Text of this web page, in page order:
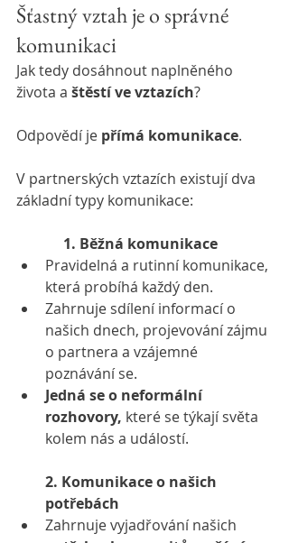
Šťastný vztah je o správné
komunikaci
Jak tedy dosáhnout naplněného
života a štěstí ve vztazích?
Odpovědí je přímá komunikace.
V partnerských vztazích existují dva
základní typy komunikace:
1. Běžná komunikace
Pravidelná a rutinní komunikace,
která probíhá každý den.
Zahrnuje sdílení informací o
našich dnech, projevování zájmu
o partnera a vzájemné
poznávání se.
Jedná se o neformální
rozhovory, které se týkají světa
kolem nás a událostí.
2. Komunikace o našich
potřebách
Zahrnuje vyjadřování našich